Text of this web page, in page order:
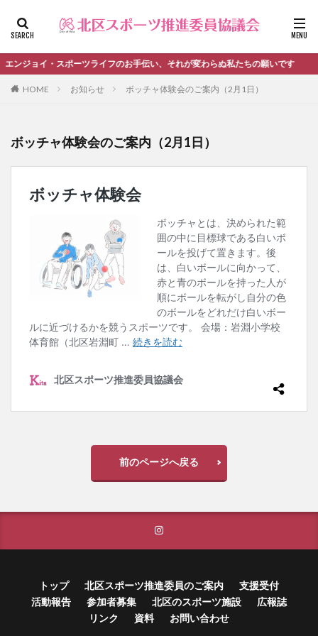
エンジョイ・スポーツライフのお手伝い、それが変わらぬ私たちの願いです
HOME お知らせ ボッチャ体験会のご案内（2月1日）
ボッチャ体験会のご案内（2月1日）
前のページへ戻る
トップ 北区スポーツ推進委員のご案内
支援受付
活動報告
参加者募集 北区のスポーツ施設
広報誌
リンク
資料 お問い合わせ
ファッション デザイン 流行
カテゴリー
＃活動報告 kitacup past
schedule
おしらせ
お知らせ キンボール
ノルディック
メンバー募集中のチーム
健康ハイキング委員会からのご案内
北区スポーツ推進委員
北区のスポーツチーム
卓球
活動報告
生涯スポーツ
田端文士ウォーク
講習会のご報告
検索